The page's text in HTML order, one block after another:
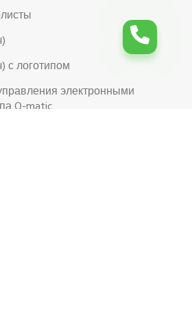
с логотипом
электронными
Q-matic